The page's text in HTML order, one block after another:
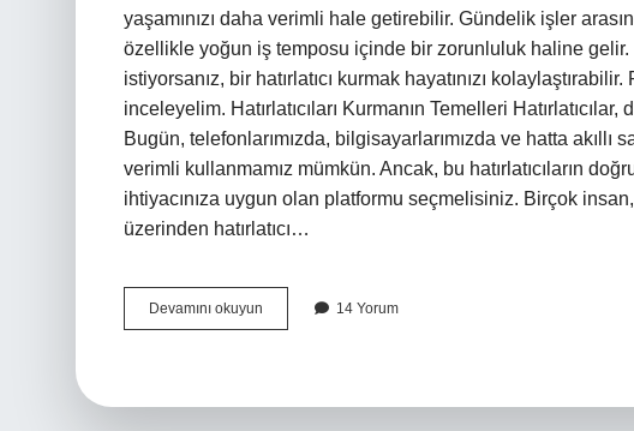
yaşamınızı daha verimli hale getirebilir. Gündelik işler
özellikle yoğun iş temposu içinde bir zorunluluk haline
istiyorsanız, bir hatırlatıcı kurmak hayatınızı
inceleyelim. Hatırlatıcıları Kurmanın Temelleri
Bugün, telefonlarımızda, bilgisayarlarımızda ve hatta akıllı
verimli kullanmamız mümkün. Ancak, bu hatırlatıcıların
ihtiyacınıza uygun olan platformu seçmelisiniz. Birçok
üzerinden hatırlatıcı…
Devamını okuyun Hatırlatıcı
nasıl
14 Yorum